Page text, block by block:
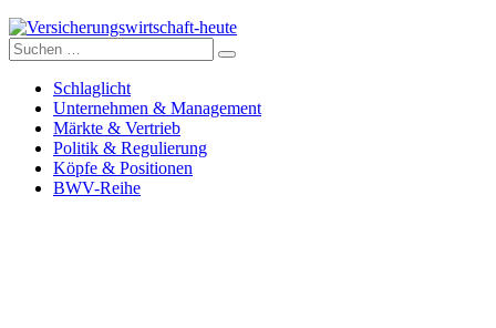
Versicherungswirtschaft-heute
Suche
nach:
Schlaglicht
Unternehmen & Management
Märkte & Vertrieb
Politik & Regulierung
Köpfe & Positionen
BWV-Reihe